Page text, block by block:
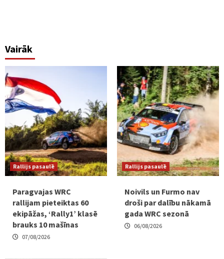
Vairāk
Rallijs pasaulē
Paragvajas WRC
rallijam pieteiktas 60
ekipāžas, ‘Rally1’ klasē
brauks 10 mašīnas
07/08/2026
Rallijs pasaulē
Noivils un Furmo nav
droši par dalību nākamā
gada WRC sezonā
06/08/2026